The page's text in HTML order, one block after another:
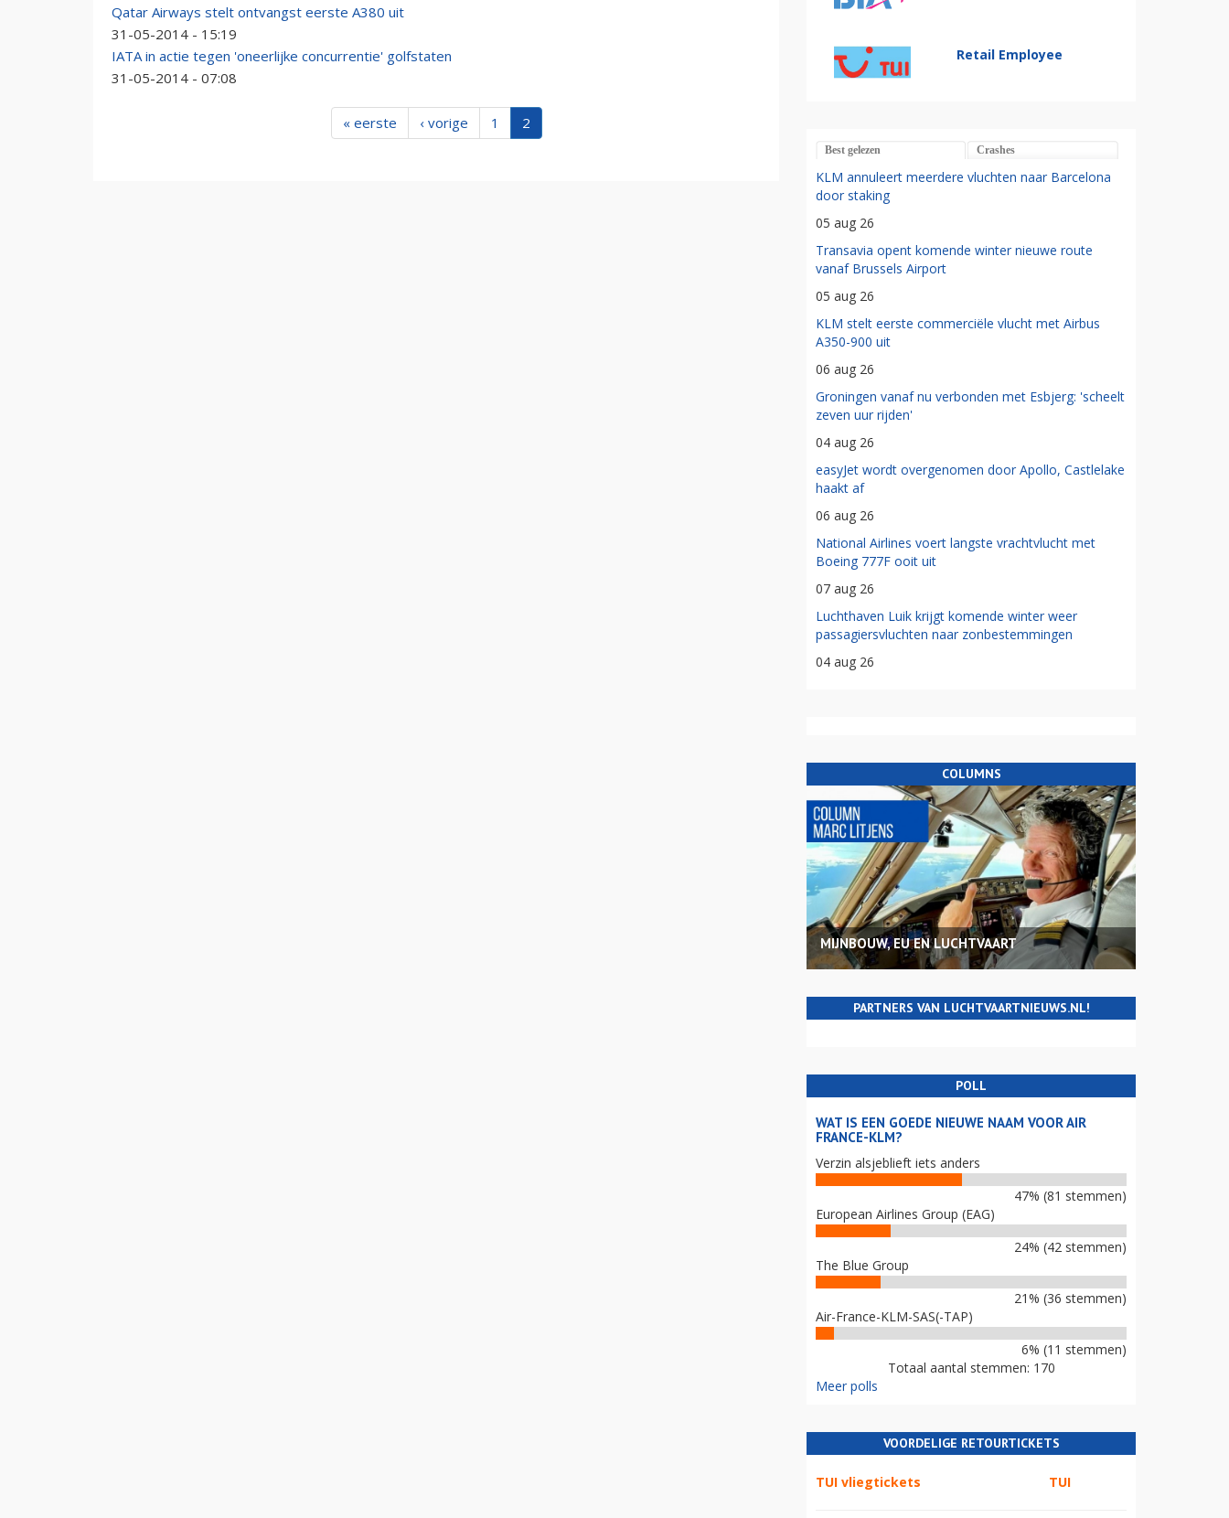
Qatar Airways stelt ontvangst eerste A380 uit
31-05-2014 - 15:19
IATA in actie tegen 'oneerlijke concurrentie' golfstaten
31-05-2014 - 07:08
« eerste ‹ vorige 1 2
Retail Employee
Best gelezen Crashes
KLM annuleert meerdere vluchten naar Barcelona
door staking
05 aug 26
Transavia opent komende winter nieuwe route
vanaf Brussels Airport
05 aug 26
KLM stelt eerste commerciële vlucht met Airbus
A350-900 uit
06 aug 26
Groningen vanaf nu verbonden met Esbjerg: 'scheelt
zeven uur rijden'
04 aug 26
easyJet wordt overgenomen door Apollo, Castlelake
haakt af
06 aug 26
National Airlines voert langste vrachtvlucht met
Boeing 777F ooit uit
07 aug 26
Luchthaven Luik krijgt komende winter weer
passagiersvluchten naar zonbestemmingen
04 aug 26
COLUMNS
MIJNBOUW, EU EN LUCHTVAART
PARTNERS VAN LUCHTVAARTNIEUWS.NL!
POLL
WAT IS EEN GOEDE NIEUWE NAAM VOOR AIR
FRANCE-KLM?
Verzin alsjeblieft iets anders
47% (81 stemmen)
European Airlines Group (EAG)
24% (42 stemmen)
The Blue Group
21% (36 stemmen)
Air-France-KLM-SAS(-TAP)
6% (11 stemmen)
Totaal aantal stemmen: 170
Meer polls
VOORDELIGE RETOURTICKETS
TUI vliegtickets TUI